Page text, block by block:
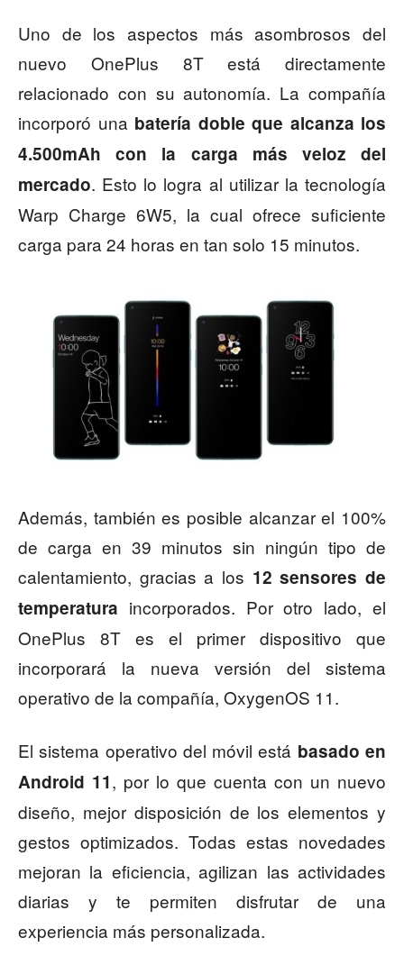
Uno de los aspectos más asombrosos del
nuevo OnePlus 8T está directamente
relacionado con su autonomía. La compañía
incorporó una batería doble que alcanza los
4.500mAh con la carga más veloz del
mercado. Esto lo logra al utilizar la tecnología
Warp Charge 6W5, la cual ofrece suficiente
carga para 24 horas en tan solo 15 minutos.
Además, también es posible alcanzar el 100%
de carga en 39 minutos sin ningún tipo de
calentamiento, gracias a los 12 sensores de
temperatura incorporados. Por otro lado, el
OnePlus 8T es el primer dispositivo que
incorporará la nueva versión del sistema
operativo de la compañía, OxygenOS 11.
El sistema operativo del móvil está basado en
Android 11, por lo que cuenta con un nuevo
diseño, mejor disposición de los elementos y
gestos optimizados. Todas estas novedades
mejoran la eficiencia, agilizan las actividades
diarias y te permiten disfrutar de una
experiencia más personalizada.